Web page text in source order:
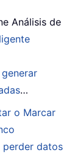
Análisis de
…
o Marcar
perder datos